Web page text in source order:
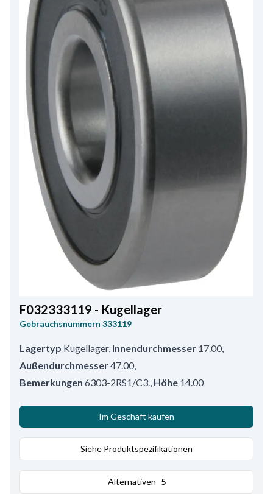
F032333119 - Kugellager
Gebrauchsnummern 333119
Lagertyp Kugellager, Innendurchmesser 17.00,
Außendurchmesser47.00,
Bemerkungen 6303-2RS1/C3. Höhe 14.00
Im Geschäft kaufen
Siehe Produktspezifikationen
Alternativen 5